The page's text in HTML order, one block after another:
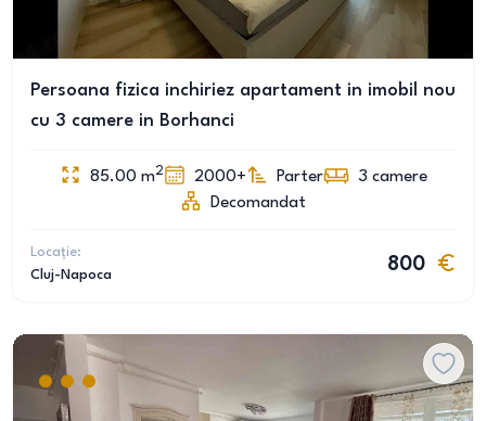
Persoana fizica inchiriez apartament in imobil nou
cu 3 camere in Borhanci
85.00 m2 2000+ Parter 3 camere
Decomandat
Locație:
Cluj-Napoca
800